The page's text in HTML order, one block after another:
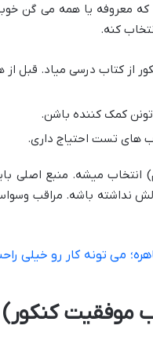
معروفه یا همه می گن
کنه.
از کتاب درسی میاد. قبل از
کمک کننده باشن.
های تست احتیاج داری.
انتخاب میشه. منبع اصلی
نداشته باشه. مراقب
می تونه کار رو خیلی
موفقیت کنکور)